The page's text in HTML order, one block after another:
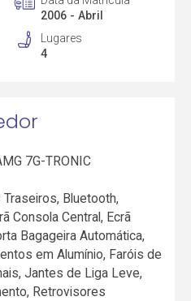
2006 - Abril
Lugares
4
7G-TRONIC
Bluetooth,
Consola Central, Ecrã
Bagageira Automática,
em Alumínio, Faróis de
Jantes de Liga Leve,
Retrovisores